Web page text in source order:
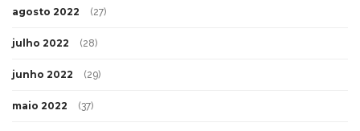
agosto 2022 (27)
julho 2022 (28)
junho 2022 (29)
maio 2022 (37)